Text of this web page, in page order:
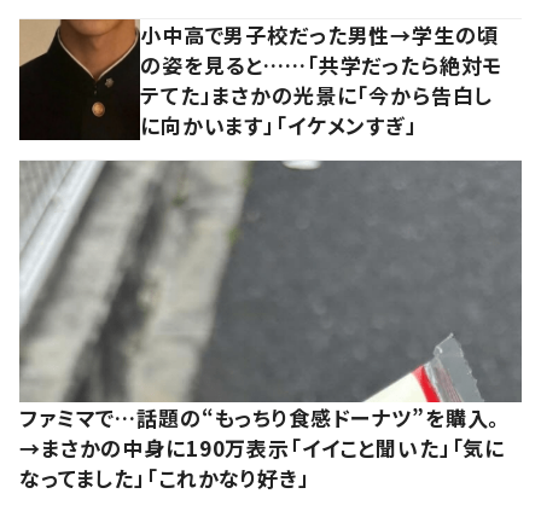
小中高で男子校だった男性→学生の頃
の姿を見ると……「共学だったら絶対モ
テてた」まさかの光景に「今から告白し
に向かいます」「イケメンすぎ」
ファミマで…話題の“もっちり食感ドーナツ”を購入。
→まさかの中身に190万表示「イイこと聞いた」「気に
なってました」「これかなり好き」